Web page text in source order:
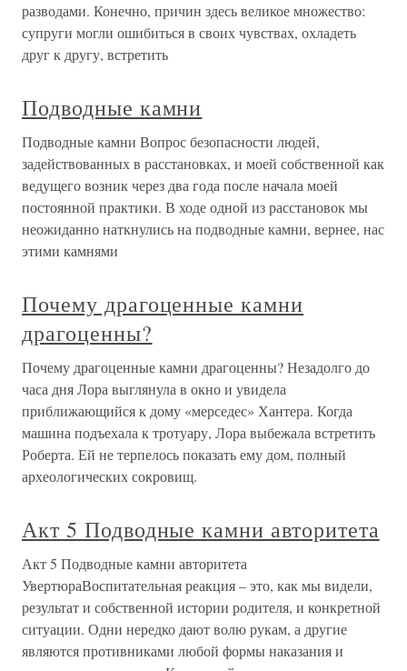
разводами. Конечно, причин здесь великое множество:
супруги могли ошибиться в своих чувствах, охладеть
друг к другу, встретить
Подводные камни
Подводные камни Вопрос безопасности людей,
задействованных в расстановках, и моей собственной как
ведущего возник через два года после начала моей
постоянной практики. В ходе одной из расстановок мы
неожиданно наткнулись на подводные камни, вернее, нас
этими камнями
Почему драгоценные камни
драгоценны?
Почему драгоценные камни драгоценны? Незадолго до
часа дня Лора выглянула в окно и увидела
приближающийся к дому «мерседес» Хантера. Когда
машина подъехала к тротуару, Лора выбежала встретить
Роберта. Ей не терпелось показать ему дом, полный
археологических сокровищ.
Акт 5 Подводные камни авторитета
Акт 5 Подводные камни авторитета
УвертюраВоспитательная реакция – это, как мы видели,
результат и собственной истории родителя, и конкретной
ситуации. Одни нередко дают волю рукам, а другие
являются противниками любой формы наказания и